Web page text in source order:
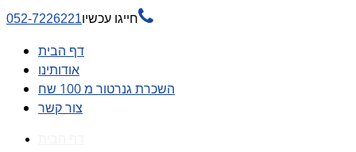
חייגו עכשיו052-7226221 
דף הבית
אודותינו
השכרת גנרטור מ 100 שח
צור קשר